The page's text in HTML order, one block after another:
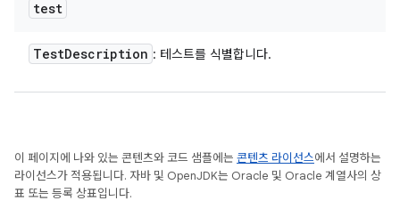
test
TestDescription : 테스트를 식별합니다.
이 페이지에 나와 있는 콘텐츠와 코드 샘플에는 콘텐츠 라이선스에서 설명하는
라이선스가 적용됩니다. 자바 및 OpenJDK는 Oracle 및 Oracle 계열사의 상
표 또는 등록 상표입니다.